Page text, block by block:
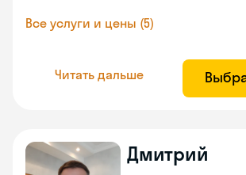
Все услуги и цены (5)
Читать дальше
Дмитрий